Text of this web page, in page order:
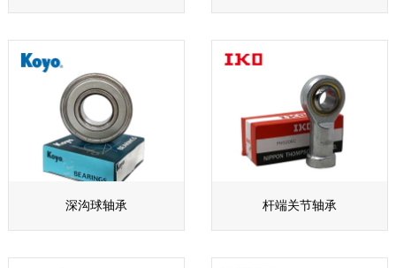
深沟球轴承 杆端关节轴承